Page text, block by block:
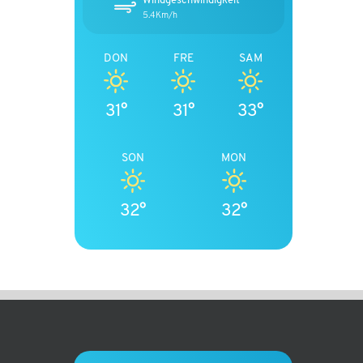
5.4Km/h
DON
31°
FRE
31°
SAM
33°
SON
32°
MON
32°